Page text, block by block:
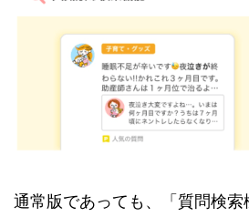
通常版であっても、「質問検